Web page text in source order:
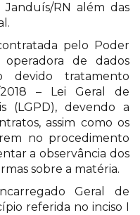
RN além das
pelo Poder
de dados
devido tratamento
– Lei Geral de
(LGPD), devendo a
assim como os
no procedimento
a observância dos
sobre a matéria.
Geral de
referida no inciso I